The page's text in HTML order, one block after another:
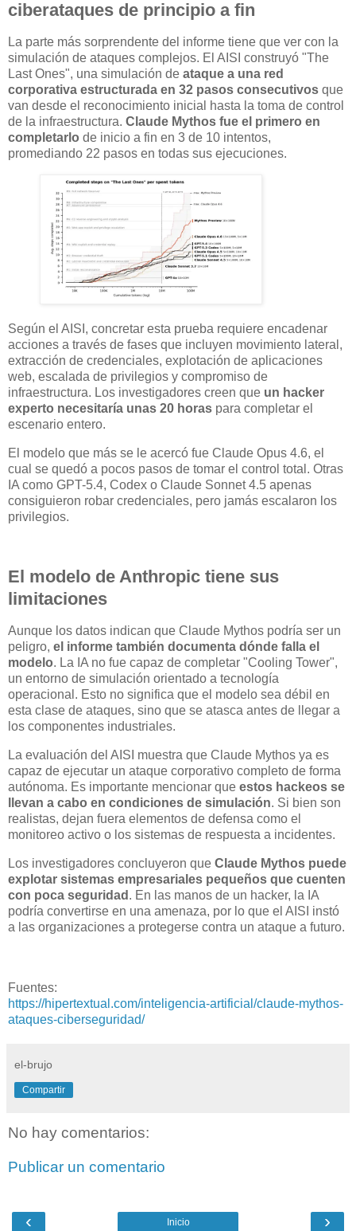
ciberataques de principio a fin
La parte más sorprendente del informe tiene que ver con la
simulación de ataques complejos. El AISI construyó "The
Last Ones", una simulación de ataque a una red
corporativa estructurada en 32 pasos consecutivos que
van desde el reconocimiento inicial hasta la toma de control
de la infraestructura. Claude Mythos fue el primero en
completarlo de inicio a fin en 3 de 10 intentos,
promediando 22 pasos en todas sus ejecuciones.
Según el AISI, concretar esta prueba requiere encadenar
acciones a través de fases que incluyen movimiento lateral,
extracción de credenciales, explotación de aplicaciones
web, escalada de privilegios y compromiso de
infraestructura. Los investigadores creen que un hacker
experto necesitaría unas 20 horas para completar el
escenario entero.
El modelo que más se le acercó fue Claude Opus 4.6, el
cual se quedó a pocos pasos de tomar el control total. Otras
IA como GPT-5.4, Codex o Claude Sonnet 4.5 apenas
consiguieron robar credenciales, pero jamás escalaron los
privilegios.
El modelo de Anthropic tiene sus
limitaciones
Aunque los datos indican que Claude Mythos podría ser un
peligro, el informe también documenta dónde falla el
modelo. La IA no fue capaz de completar "Cooling Tower",
un entorno de simulación orientado a tecnología
operacional. Esto no significa que el modelo sea débil en
esta clase de ataques, sino que se atasca antes de llegar a
los componentes industriales.
La evaluación del AISI muestra que Claude Mythos ya es
capaz de ejecutar un ataque corporativo completo de forma
autónoma. Es importante mencionar que estos hackeos se
llevan a cabo en condiciones de simulación. Si bien son
realistas, dejan fuera elementos de defensa como el
monitoreo activo o los sistemas de respuesta a incidentes.
Los investigadores concluyeron que Claude Mythos puede
explotar sistemas empresariales pequeños que cuenten
con poca seguridad . En las manos de un hacker, la IA
podría convertirse en una amenaza, por lo que el AISI instó
a las organizaciones a protegerse contra un ataque a futuro.
Fuentes:
https://hipertextual.com/inteligencia-artificial/claude-mythos-
ataques-ciberseguridad/
el-brujo
Compartir
No hay comentarios:
Publicar un comentario
‹ ›
Inicio